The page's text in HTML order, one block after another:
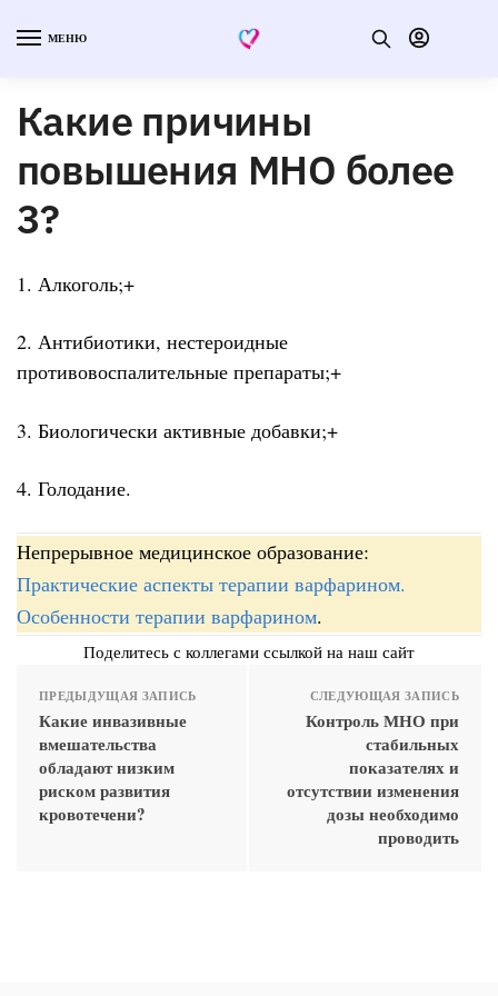
МЕНЮ
Какие причины
повышения МНО более
3?
1. Алкоголь;+
2. Антибиотики, нестероидные
противовоспалительные препараты;+
3. Биологически активные добавки;+
4. Голодание.
Непрерывное медицинское образование:
Практические аспекты терапии варфарином.
Особенности терапии варфарином.
Поделитесь с коллегами ссылкой на наш сайт
ПРЕДЫДУЩАЯ ЗАПИСЬ
Какие инвазивные
вмешательства
обладают низким
риском развития
кровотечени?
СЛЕДУЮЩАЯ ЗАПИСЬ
Контроль МНО при
стабильных
показателях и
отсутствии изменения
дозы необходимо
проводить